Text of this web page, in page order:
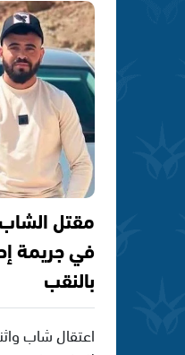
مقتل الشاب
في جريمة
بالنقب
اعتقال شاب